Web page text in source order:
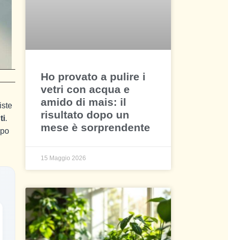
Ho provato a pulire i
vetri con acqua e
amido di mais: il
risultato dopo un
mese è sorprendente
15 Maggio 2026
.